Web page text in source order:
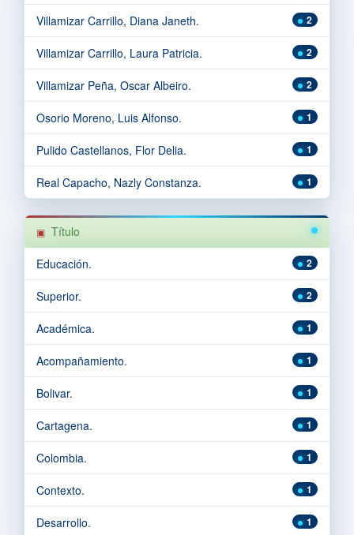
2
Villamizar Carrillo, Diana Janeth.
2
Villamizar Carrillo, Laura Patricia.
2
Villamizar Peña, Oscar Albeiro.
1
Osorio Moreno, Luis Alfonso.
1
Pulido Castellanos, Flor Delia.
1
Real Capacho, Nazly Constanza.
Título
2
Educación.
2
Superior.
1
Académica.
1
Acompañamiento.
1
Bolivar.
1
Cartagena.
1
Colombia.
1
Contexto.
1
Desarrollo.